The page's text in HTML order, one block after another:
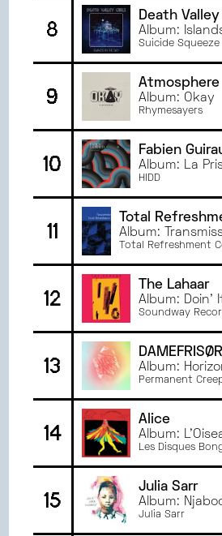
AVRIL2022
MARS2022
8
Death Valley
Album:
Suicide Squeeze
9
Atmosphere
Album: Okay
Rhymesayers
10
Fabien
Album: La
HIDD
11
Total
Album:
Total
Total Refreshment
12
The Lahaar
Album: Doin'
Soundway
13
DAMEFRISØR
Album:
Permanent
14
Alice
Album:
Les Disques
15
Julia Sarr
Album:
Julia Sarr